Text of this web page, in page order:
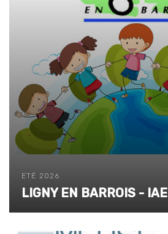
ETÉ 2026
LIGNY EN BARROIS - IAE